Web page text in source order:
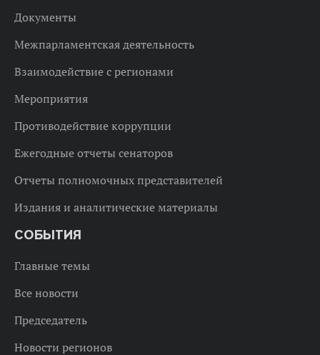
Документы
Межпарламентская деятельность
Взаимодействие с регионами
Мероприятия
Противодействие коррупции
Ежегодные отчеты сенаторов
Отчеты полномочных представителей
Издания и аналитические материалы
СОБЫТИЯ
Главные темы
Все новости
Председатель
Новости регионов